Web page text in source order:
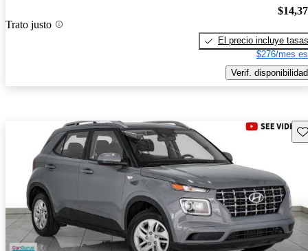
Trato justo
El precio incluye tasas
$276/mes
Verif. disponibilidad